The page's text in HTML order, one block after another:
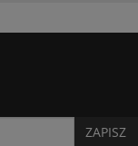
ZAPISZ